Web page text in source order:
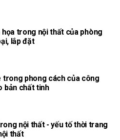
họa trong nội thất của phòng
lắp đặt
trong phong cách của công
bản chất tinh
nội thất - yếu tố thời trang
thất